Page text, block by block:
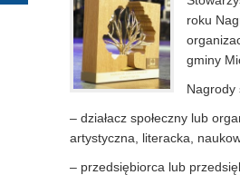
roku
gminy
Nagrody
– działacz społeczny lub
artystyczna, literacka,
– przedsiębiorca lub